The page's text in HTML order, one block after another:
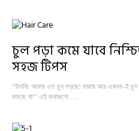
চুল পড়া কমে যাবে
সহজ টিপস
“ইদানিং আমার এত চুল পড়ছে! মাথায় আর একদম-ই
কমছে না!” এই কথাগুলো …